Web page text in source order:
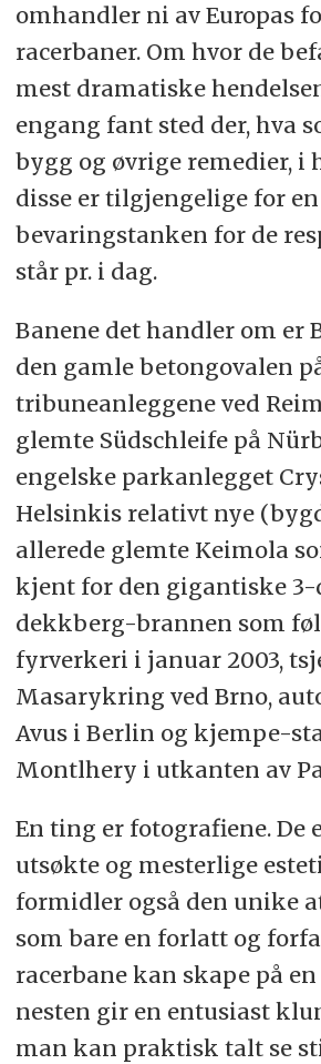
omhandler ni av Europas
racerbaner. Om hvor de
mest dramatiske
engang fant sted der, hva
bygg og øvrige remedier, i
disse er tilgjengelige for
bevaringstanken for de
står pr. i dag.
Banene det handler om er
den gamle betongovalen
tribuneanleggene ved
glemte Südschleife på
engelske parkanlegget
Helsinkis relativt nye
allerede glemte Keimola
kjent for den gigantiske 3-
dekkberg-brannen som
fyrverkeri i januar 2003,
Masarykring ved Brno,
Avus i Berlin og kjempe-
Montlhery i utkanten av
En ting er fotografiene. De
utsøkte og mesterlige
formidler også den unike
som bare en forlatt og
racerbane kan skape på
nesten gir en entusiast
man kan praktisk talt se